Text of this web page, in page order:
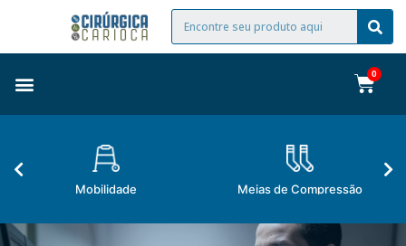
Mobilidade Meias de Compressão